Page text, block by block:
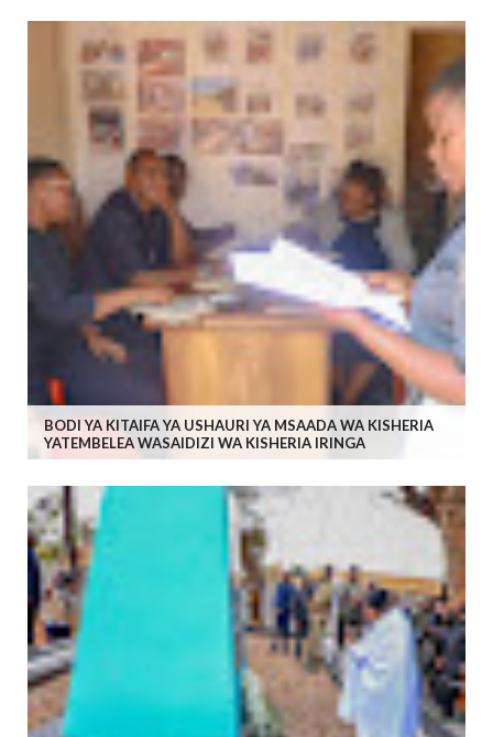
BODI YA KITAIFA YA USHAURI YA MSAADA WA KISHERIA
YATEMBELEA WASAIDIZI WA KISHERIA IRINGA